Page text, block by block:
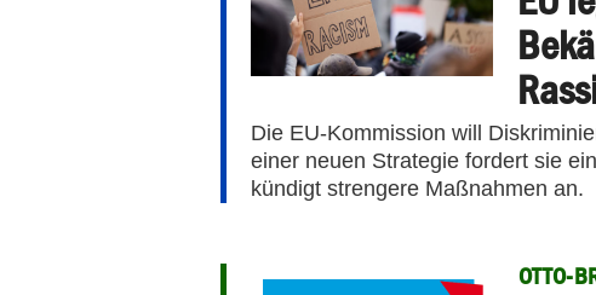
Die EU-Kommission will
einer neuen Strategie fordert sie
kündigt strengere Maßnahmen an.
OTTO-